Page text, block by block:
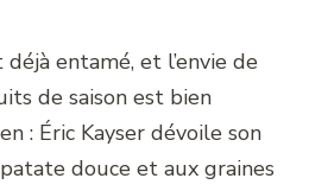
entamé, et l’envie de
de saison est bien
: Éric Kayser dévoile son
douce et aux graines